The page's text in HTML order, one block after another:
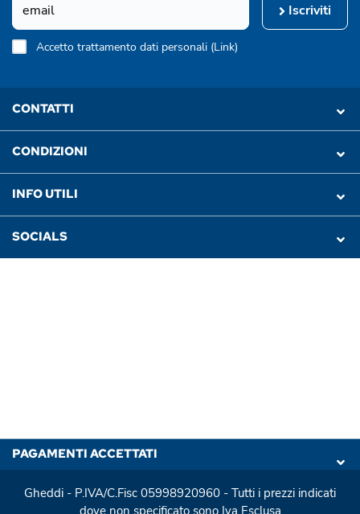
Iscriviti
Accetto trattamento dati personali (Link)
CONTATTI
CONDIZIONI
INFO UTILI
SOCIALS
PAGAMENTI ACCETTATI
Gheddi - P.IVA/C.Fisc 05998920960 - Tutti i prezzi indicati
dove non specificato sono Iva Esclusa